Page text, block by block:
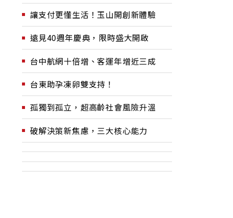
讓支付更懂生活！玉山開創新體驗
遠見40週年慶典，限時盛大開啟
台中航網十倍增、客運年增近三成
台東助孕凍卵雙支持！
孤獨到孤立，超高齡社會風險升溫
破解決策新焦慮，三大核心能力